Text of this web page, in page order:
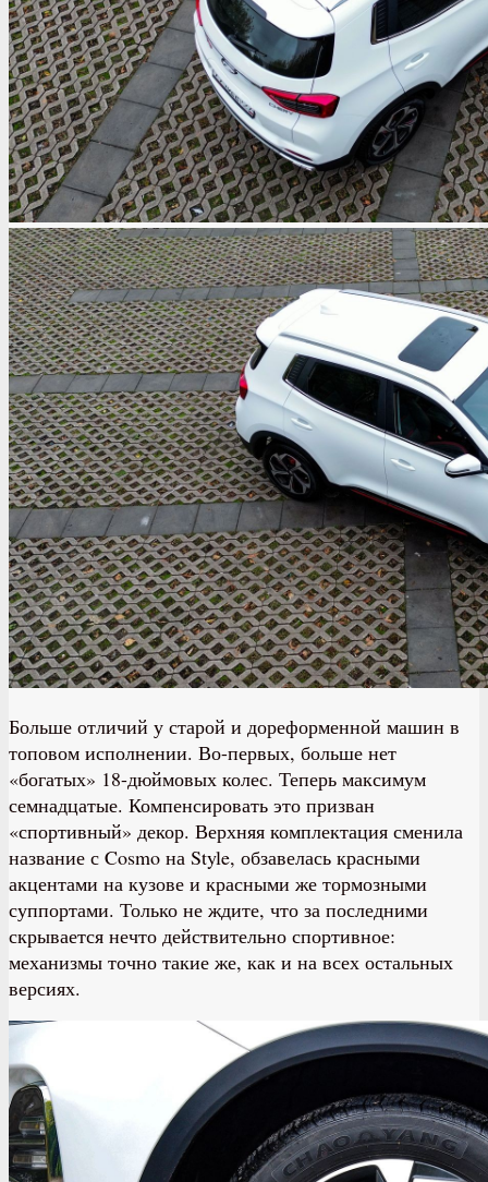
Больше отличий у старой и дореформенной машин в
топовом исполнении. Во-первых, больше нет
«богатых» 18-дюймовых колес. Теперь максимум
семнадцатые. Компенсировать это призван
«спортивный» декор. Верхняя комплектация сменила
название с Cosmo на Style, обзавелась красными
акцентами на кузове и красными же тормозными
суппортами. Только не ждите, что за последними
скрывается нечто действительно спортивное:
механизмы точно такие же, как и на всех остальных
версиях.